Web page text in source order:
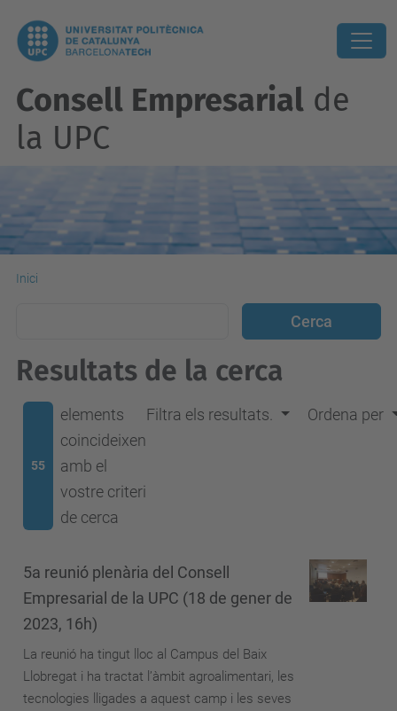
Consell Empresarial de
la UPC
Inici
Resultats de la cerca
55
elements
coincideixen
amb el
vostre criteri
de cerca
Filtra els resultats. Ordena per
5a reunió plenària del Consell
Empresarial de la UPC (18 de gener de
2023, 16h)
La reunió ha tingut lloc al Campus del Baix
Llobregat i ha tractat l’àmbit agroalimentari, les
tecnologies lligades a aquest camp i les seves